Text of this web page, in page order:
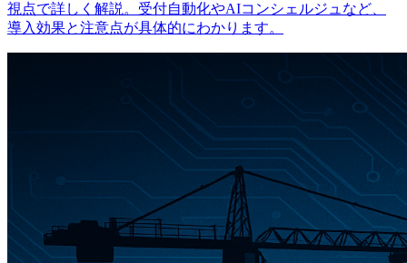
視点で詳しく解説。受付自動化やAIコンシェルジュなど、
導入効果と注意点が具体的にわかります。